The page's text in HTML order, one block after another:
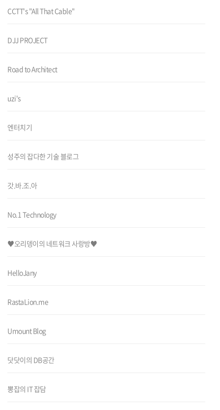
CCTT's "All That Cable"
DJJ PROJECT
Road to Architect
uzi's
엔터치기
성주의 잡다한 기술 블로그
갓.바.조.아
No.1 Technology
♥오리뎅이의 네트워크 사랑방♥
HelloJany
RastaLion.me
Umount Blog
닷닷이의 DB공간
뽕잡의 IT 잡담